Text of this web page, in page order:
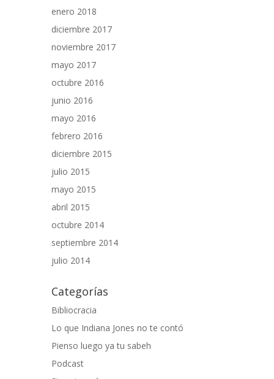
enero 2018
diciembre 2017
noviembre 2017
mayo 2017
octubre 2016
junio 2016
mayo 2016
febrero 2016
diciembre 2015
julio 2015
mayo 2015
abril 2015
octubre 2014
septiembre 2014
julio 2014
Categorías
Bibliocracia
Lo que Indiana Jones no te contó
Pienso luego ya tu sabeh
Podcast